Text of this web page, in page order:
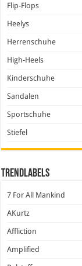
Flip-Flops
Heelys
Herrenschuhe
High-Heels
Kinderschuhe
Sandalen
Sportschuhe
Stiefel
Trendlabels
7 For All Mankind
AKurtz
Affliction
Amplified